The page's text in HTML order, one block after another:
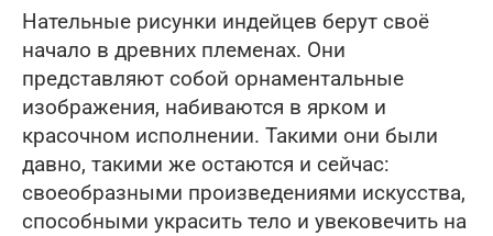
Нательные рисунки индейцев берут своё
начало в древних племенах. Они
представляют собой орнаментальные
изображения, набиваются в ярком и
красочном исполнении. Такими они были
давно, такими же остаются и сейчас:
своеобразными произведениями искусства,
способными украсить тело и увековечить на